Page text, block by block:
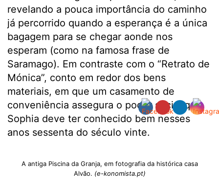
revelando a pouca importância do caminho
já percorrido quando a esperança é a única
bagagem para se chegar aonde nos
esperam (como na famosa frase de
Saramago). Em contraste com o “Retrato de
Mónica”, conto em redor dos bens
materiais, em que um casamento de
conveniência assegura o poder social que
Sophia deve ter conhecido bem nesses
anos sessenta do século vinte.
A antiga Piscina da Granja, em fotografia da histórica casa
Alvão. (e-konomista.pt)